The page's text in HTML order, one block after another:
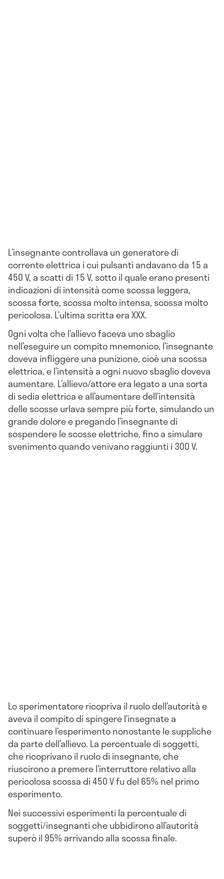
L’insegnante controllava un generatore di
corrente elettrica i cui pulsanti andavano da 15 a
450 V, a scatti di 15 V, sotto il quale erano presenti
indicazioni di intensità come scossa leggera,
scossa forte, scossa molto intensa, scossa molto
pericolosa. L’ultima scritta era XXX.
Ogni volta che l’allievo faceva uno sbaglio
nell’eseguire un compito mnemonico, l’insegnante
doveva infliggere una punizione, cioè una scossa
elettrica, e l’intensità a ogni nuovo sbaglio doveva
aumentare. L’allievo/attore era legato a una sorta
di sedia elettrica e all’aumentare dell’intensità
delle scosse urlava sempre più forte, simulando un
grande dolore e pregando l’insegnante di
sospendere le scosse elettriche, fino a simulare
svenimento quando venivano raggiunti i 300 V.
Lo sperimentatore ricopriva il ruolo dell’autorità e
aveva il compito di spingere l’insegnate a
continuare l’esperimento nonostante le suppliche
da parte dell’allievo. La percentuale di soggetti,
che ricoprivano il ruolo di insegnante, che
riuscirono a premere l’interruttore relativo alla
pericolosa scossa di 450 V fu del 65% nel primo
esperimento.
Nei successivi esperimenti la percentuale di
soggetti/insegnanti che ubbidirono all’autorità
superò il 95% arrivando alla scossa finale.